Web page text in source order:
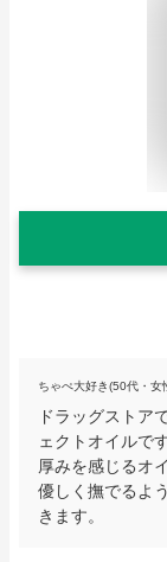
ちゃぺ大好き(50代・女
ドラッグストア
ェクトオイルで
厚みを感じるオ
優しく撫でるよ
きます。